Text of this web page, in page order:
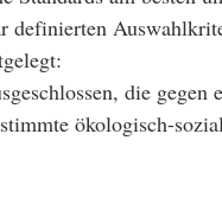
die gegen
ökologisch-